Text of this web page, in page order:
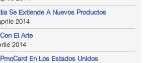
Se Extiende A Nuevos Productos
2014
El Arte
2014
En Los Estados Unidos